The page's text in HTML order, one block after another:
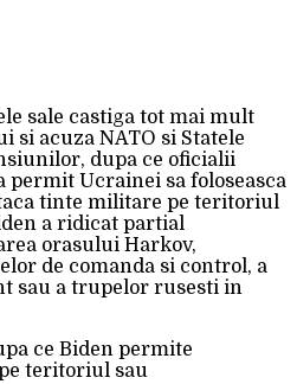
sale castiga tot mai mult
acuza NATO si Statele
dupa ce oficialii
permit Ucrainei sa foloseasca
tinte militare pe teritoriul
a ridicat partial
orasului Harkov,
de comanda si control, a
sau a trupelor rusesti in